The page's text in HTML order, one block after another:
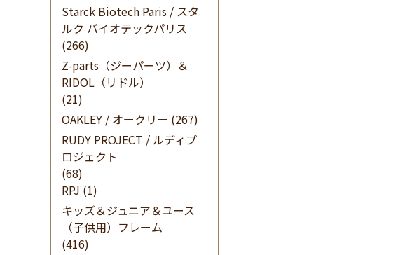
Starck Biotech Paris / スタ
ルク バイオテックパリス
(266)
Z-parts（ジーパーツ）＆
RIDOL（リドル）
(21)
OAKLEY / オークリー (267)
RUDY PROJECT / ルディプ
ロジェクト
(68)
RPJ (1)
キッズ＆ジュニア＆ユース
（子供用）フレーム
(416)